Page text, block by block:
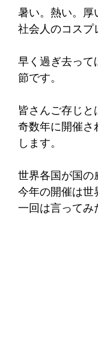
暑い。熱い。厚
社会人のコスプ
早く過ぎ去って
節です。
皆さんご存じと
奇数年に開催さ
します。
世界各国が国の
今年の開催は世
一回は言ってみ